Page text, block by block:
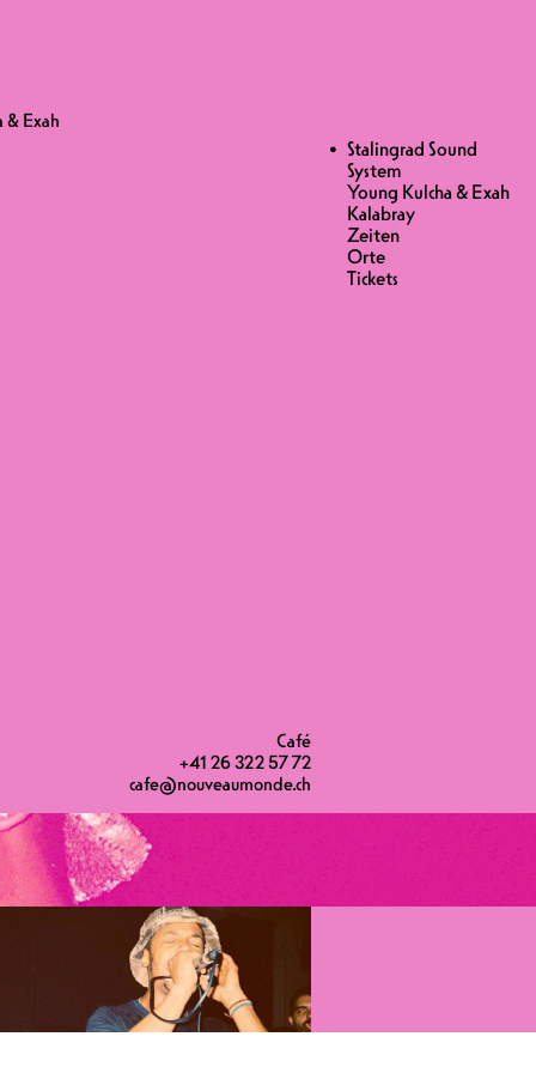
Stalingrad Sound
System
Young Kulcha & Exah
Kalabray
Zeiten
Orte
Tickets
& Exah
Café
+41 26 322 57 72
cafe@nouveaumonde.ch
& Exah
& Exah
& EXAH
25.-
Team wieder da, aber diesmal im
besten Skankin' shoes und